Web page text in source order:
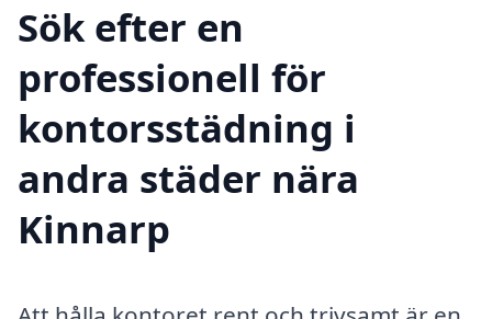
Sök efter en
professionell för
kontorsstädning i
andra städer nära
Kinnarp